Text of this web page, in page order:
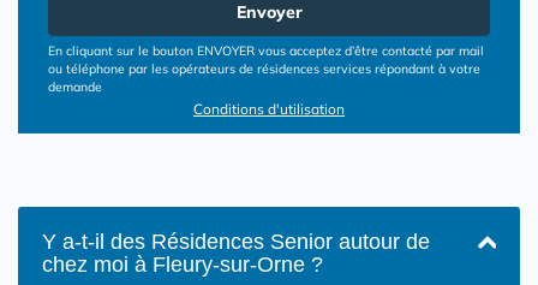
Envoyer
En cliquant sur le bouton ENVOYER vous acceptez d’être contacté par mail
ou téléphone par les opérateurs de résidences services répondant à votre
demande
Conditions d'utilisation
Y a-t-il des Résidences Senior autour de
chez moi à Fleury-sur-Orne ?